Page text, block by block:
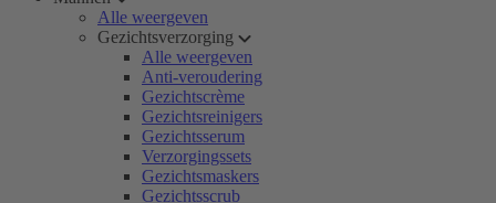
Alle weergeven
Gezichtsverzorging
Alle weergeven
Anti-veroudering
Gezichtscrème
Gezichtsreinigers
Gezichtsserum
Verzorgingssets
Gezichtsmaskers
Gezichtsscrub